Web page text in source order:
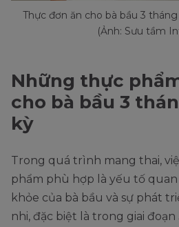
Thực đơn ăn cho bà bầu 3
(Ảnh: Sưu tầm
Những thực
cho bà bầu 3
kỳ
Trong quá trình mang thai,
phẩm phù hợp là yếu tố
khỏe của bà bầu và sự phát
nhi, đặc biệt là trong giai